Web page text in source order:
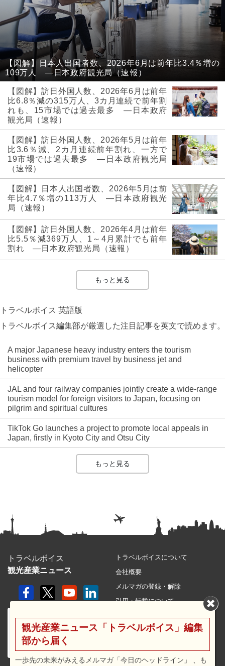
【図解】日本人出国者数、2026年6月は前年比3.4％増の
109万人 ―日本政府観光局（速報）
【図解】訪日外国人数、2026年6月は前年
比6.8％減の315万人、3カ月連続で前年割
れも、15市場では過去最多 ―日本政府
観光局（速報）
【図解】訪日外国人数、2026年5月は前年
比3.6％減、2カ月連続前年割れ、一方で
19市場では過去最多 ―日本政府観光局
（速報）
【図解】日本人出国者数、2026年5月は前
年比4.7％増の113万人 ―日本政府観光
局（速報）
【図解】訪日外国人数、2026年4月は前年
比5.5％減369万人、1～4月累計でも前年
割れ ―日本政府観光局（速報）
もっと見る
トラベルボイス 英語版
トラベルボイス編集部が厳選した注目記事を英文で読めます。
A major Japanese heavy industry enters the tourism
business with premium travel by business jet and
helicopter
JAL and four railway companies jointly create a wide-range
tourism model for foreign visitors to Japan, focusing on
pilgrim and spiritual cultures
TikTok Go launches a project to promote local appeals in
Japan, firstly in Kyoto City and Otsu City
もっと見る
トラベルボイス
観光産業ニュース
トラベルボイスについて
会社概要
メルマガの登録・解除
引用・転載について
利用規約
広告メニュー・料金
観光産業ニュース「トラベルボイス」編集
部から届く
一歩先の未来がみえるメルマガ「今日のヘッドライン」 、も